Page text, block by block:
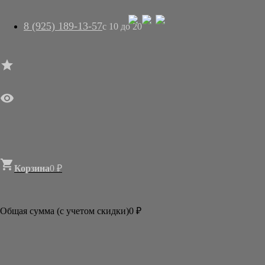

КАРТИНЫ
8 (925) 189-13-57с 10 до 20


Корзина0 ₽
Общая сумма (с учетом скидки)0 ₽